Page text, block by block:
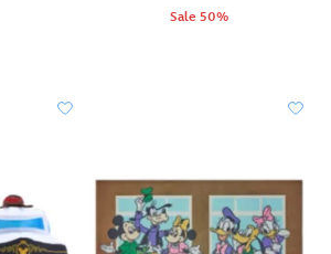
Sale 50%